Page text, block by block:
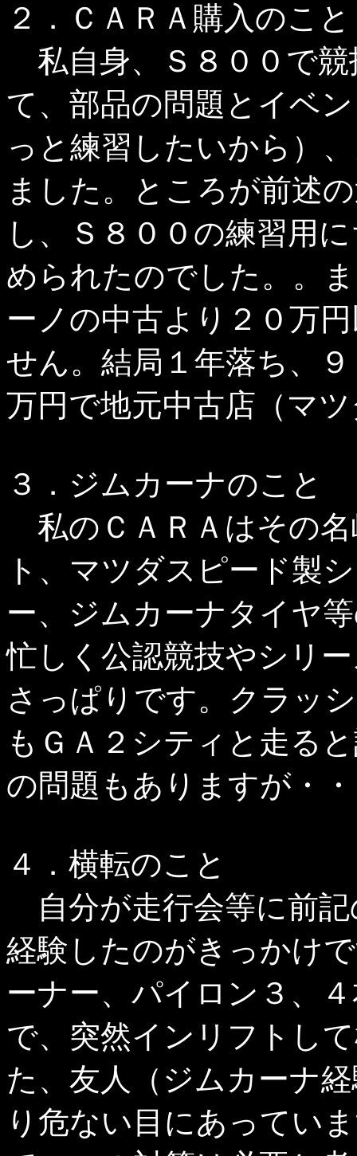
２．ＣＡＲＡ購入のこと
私自身、Ｓ８００で
て、部品の問題とイベ
っと練習したいから）
ました。ところが前述
し、Ｓ８００の練習用
められたのでした。。
ーノの中古より２０万
せん。結局１年落ち、
万円で地元中古店（マ
３．ジムカーナのこと
私のＣＡＲＡはその
ト、マツダスピード製
ー、ジムカーナタイヤ
忙しく公認競技やシリ
さっぱりです。クラッ
もＧＡ２シティと走る
の問題もありますが・
４．横転のこと
自分が走行会等に前記
経験したのがきっかけ
ーナー、パイロン３、
で、突然インリフトし
た、友人（ジムカーナ
り危ない目にあってい